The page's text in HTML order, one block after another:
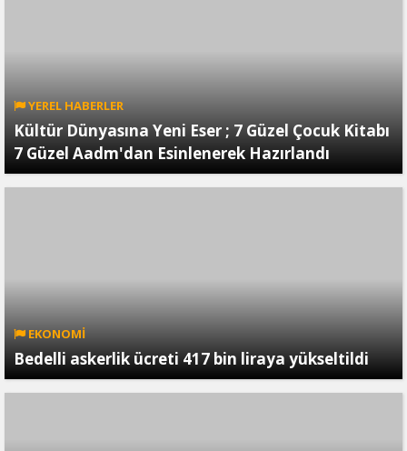
YEREL HABERLER
Kültür Dünyasına Yeni Eser ; 7 Güzel Çocuk Kitabı
7 Güzel Aadm'dan Esinlenerek Hazırlandı
EKONOMİ
Bedelli askerlik ücreti 417 bin liraya yükseltildi